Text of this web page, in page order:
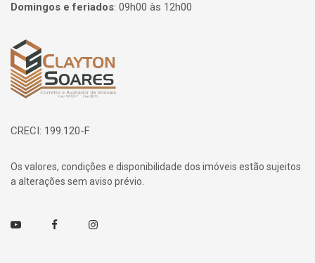
Domingos e feriados: 09h00 às 12h00
Página inicial
CRECI: 199.120-F
Os valores, condições e disponibilidade dos imóveis estão sujeitos
a alterações sem aviso prévio.
Youtube FacebookInstagram